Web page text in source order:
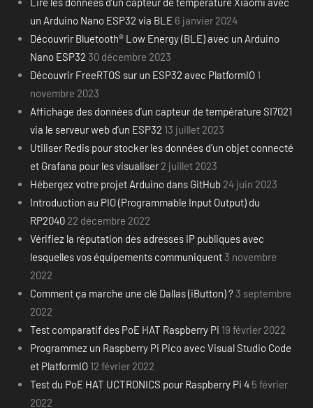
un Arduino Nano ESP32 via BLE 6 janvier 2024
Découvrir Bluetooth® Low Energy (BLE) avec un Arduino
Nano ESP32 30 décembre 2023
Découvrir FreeRTOS sur un ESP32 avec PlatformIO 1
novembre 2023
Affichage des données d’un capteur de température SI7021
via le serveur web d’un ESP32 13 juillet 2023
Utiliser Redis pour stocker les données d’un objet connecté
et Grafana pour les visualiser 2 juillet 2023
Hébergez votre projet Arduino dans GitHub 24 juin 2023
Introduction au PIO (Programmable Input Output) du
RP2040 22 décembre 2022
Vérifiez la réputation des adresses IP publiques avec
lesquelles vos équipements communiquent 3 novembre
2022
Comment ça marche une clé Dallas (iButton) ? 3 septembre
2022
Test comparatif des PoE HAT Raspberry Pi 19 février 2022
Programmez un Raspberry Pi Pico avec Visual Studio Code
et PlatformIO 12 février 2022
Test du PoE HAT UCTRONICS pour Raspberry Pi 4 5 février
2022